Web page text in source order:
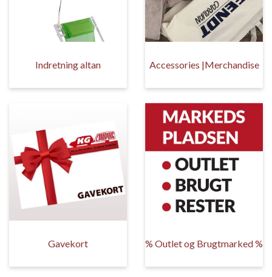
Indretning altan Accessories |Merchandise
Gavekort % Outlet og Brugtmarked %